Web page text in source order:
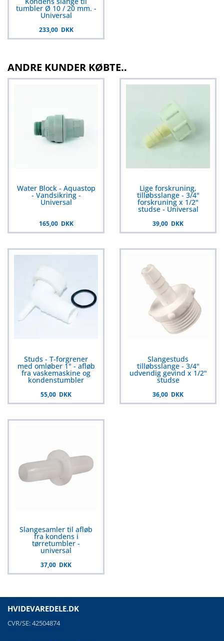
tumbler Ø 10 / 20 mm. -
Universal
233,00 DKK
ANDRE KUNDER KØBTE..
Water Block - Aquastop
- Vandsikring -
Universal
165,00 DKK
Lige forskruning,
tilløbsslange - 3/4"
forskruning x 1/2"
studse - Universal
39,00 DKK
Studs - T-forgrener
med omløber 1" - afløb
fra vaskemaskine og
kondenstumbler
55,00 DKK
Slangestuds
tilløbsslange - 3/4"
udvendig gevind x 1/2"
studse
36,00 DKK
Slangesamler til afløb
fra kondens i
tørretumbler -
universal
37,00 DKK
HVIDEVAREDELE.DK
CVR/SE: 42504874